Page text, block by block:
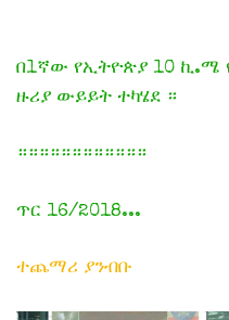
በ1ኛው የኢትዮጵያ 10 ኪ.ሜ
ዙሪያ ውይይት ተካሄደ ።
።።።።።።።።።።።።
ጥር 16/2018...
ተጨማሪ ያንብቡ